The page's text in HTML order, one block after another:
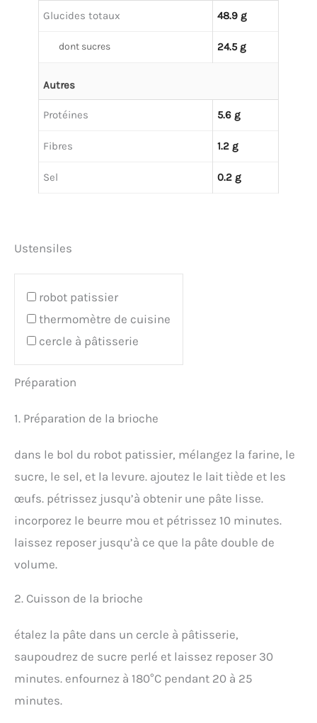
Glucides totaux 48.9 g
dont sucres 24.5 g
Autres
Protéines 5.6 g
Fibres 1.2 g
Sel 0.2 g
Ustensiles
robot patissier
thermomètre de cuisine
cercle à pâtisserie
Préparation
1. Préparation de la brioche
dans le bol du robot patissier, mélangez la farine, le
sucre, le sel, et la levure. ajoutez le lait tiède et les
œufs. pétrissez jusqu’à obtenir une pâte lisse.
incorporez le beurre mou et pétrissez 10 minutes.
laissez reposer jusqu’à ce que la pâte double de
volume.
2. Cuisson de la brioche
étalez la pâte dans un cercle à pâtisserie,
saupoudrez de sucre perlé et laissez reposer 30
minutes. enfournez à 180°C pendant 20 à 25
minutes.